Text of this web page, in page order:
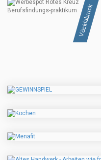
Vöcklabruck